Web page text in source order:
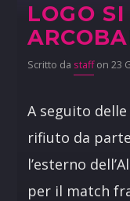
LOGO
Scritto da staffon 23
A seguito
rifiuto da
l’esterno
per il match